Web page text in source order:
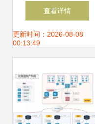
红？万木春科技 赋
能用户实现“虚拟自
查看详情
更新时间：2026-08-08
00:13:49